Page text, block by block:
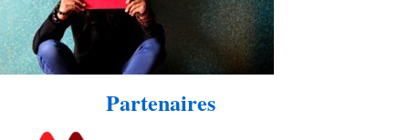
Partenaires